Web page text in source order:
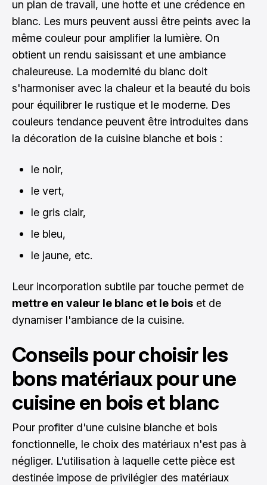
un plan de travail, une hotte et une crédence en
blanc. Les murs peuvent aussi être peints avec la
même couleur pour amplifier la lumière. On
obtient un rendu saisissant et une ambiance
chaleureuse. La modernité du blanc doit
s'harmoniser avec la chaleur et la beauté du bois
pour équilibrer le rustique et le moderne. Des
couleurs tendance peuvent être introduites dans
la décoration de la cuisine blanche et bois :
le noir,
le vert,
le gris clair,
le bleu,
le jaune, etc.
Leur incorporation subtile par touche permet de
mettre en valeur le blanc et le bois et de
dynamiser l'ambiance de la cuisine.
Conseils pour choisir les
bons matériaux pour une
cuisine en bois et blanc
Pour profiter d'une cuisine blanche et bois
fonctionnelle, le choix des matériaux n'est pas à
négliger. L'utilisation à laquelle cette pièce est
destinée impose de privilégier des matériaux